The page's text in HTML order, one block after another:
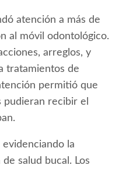
atención a más de
al móvil odontológico.
arreglos, y
tratamientos de
permitió que
pudieran recibir el
la
salud bucal. Los